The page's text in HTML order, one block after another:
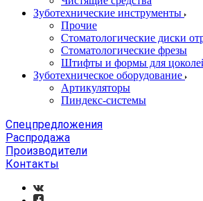
Зуботехнические инструменты
Прочие
Стоматологические диски
Стоматологические фрезы
Штифты и формы для
Зуботехническое оборудование
Артикуляторы
Пиндекс-системы
Спецпредложения
Распродажа
Производители
Контакты